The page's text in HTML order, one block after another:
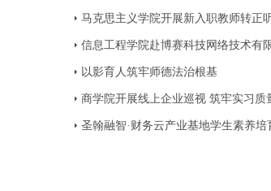
马克思主义学院开展新入职教师转正
信息工程学院赴博赛科技网络技术有
以影育人筑牢师德法治根基
商学院开展线上企业巡视 筑牢实习质
圣翰融智·财务云产业基地学生素养培